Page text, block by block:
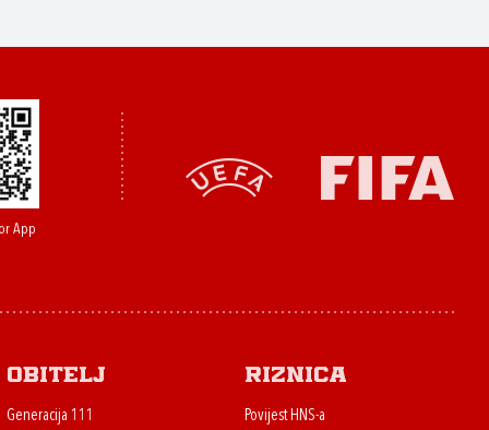
App
Obitelj
Generacija 111
Riznica
Povijest HNS-a